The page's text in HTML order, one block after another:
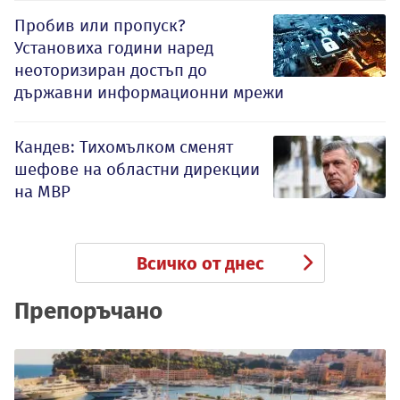
Пробив или пропуск?
Установиха години наред
неоторизиран достъп до
държавни информационни мрежи
Кандев: Тихомълком сменят
шефове на областни дирекции
на МВР
Всичко от днес
Препоръчано